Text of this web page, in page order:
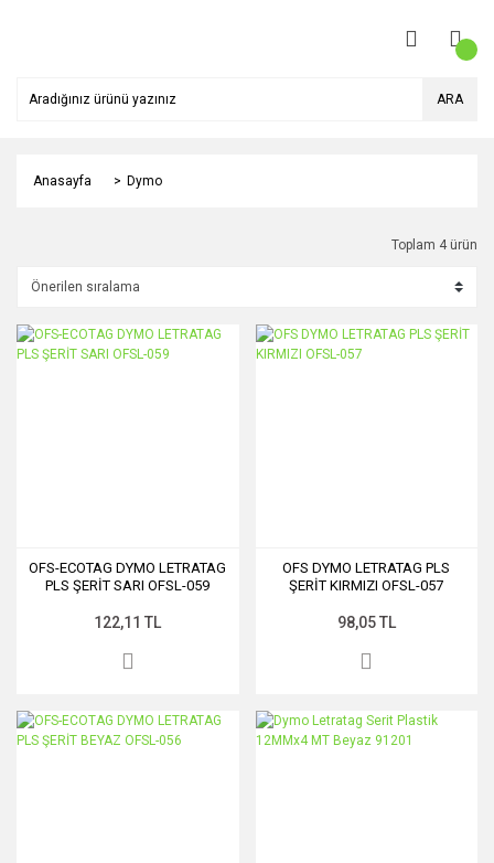
ARA
Anasayfa Dymo
Toplam 4 ürün
OFS-ECOTAG DYMO LETRATAG
PLS ŞERİT SARI OFSL-059
122,11 TL
OFS DYMO LETRATAG PLS
ŞERİT KIRMIZI OFSL-057
98,05 TL